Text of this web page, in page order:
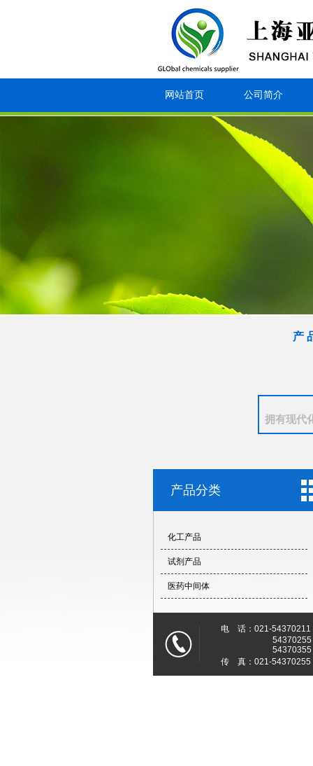
网站首页 公司简介
产
拥有现代
产品分类
化工产品
试剂产品
医药中间体
电 话：021-54370211
54370255
54370355
传 真：021-54370255